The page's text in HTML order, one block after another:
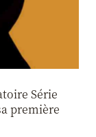
Série
première